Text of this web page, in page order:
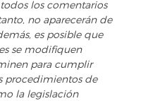
los comentarios
no aparecerán de
es posible que
se modifiquen
para cumplir
procedimientos de
la legislación